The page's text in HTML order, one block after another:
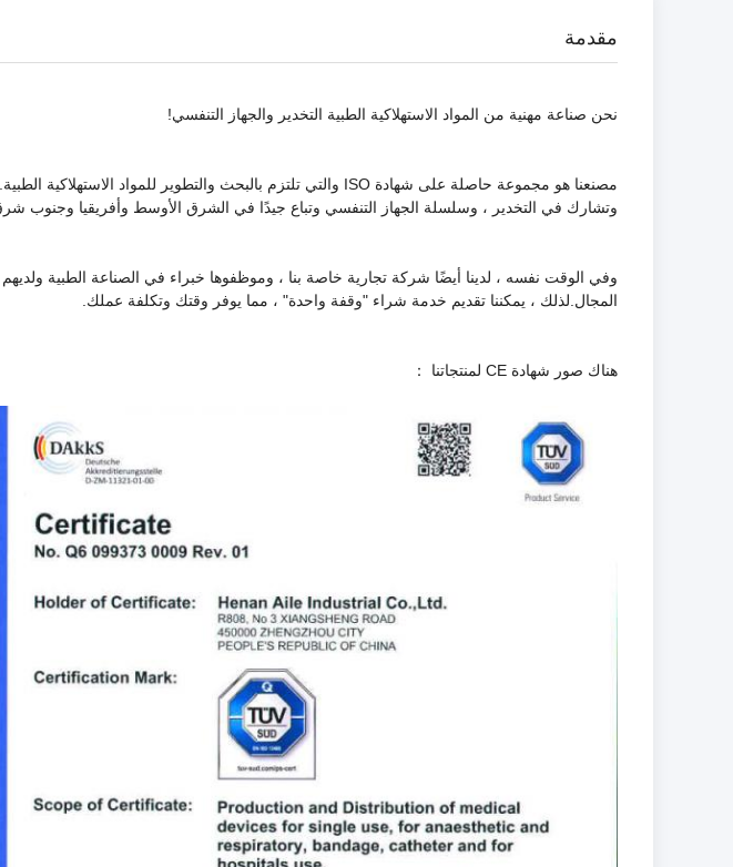
مقدمة
نحن صناعة مهنية من المواد الاستهلاكية الطبية التخدير والجهاز التنفسي!
وتشارك في التخدير ، وسلسلة الجهاز التنفسي وتباع جيدًا في الشرق الأوسط وأفريقيا وجنوب شرق
وفي الوقت نفسه ، لدينا أيضًا شركة تجارية خاصة بنا ، وموظفوها خبراء في الصناعة الطبية
المجال.لذلك ، يمكننا تقديم خدمة شراء "وقفة واحدة" ، مما يوفر وقتك وتكلفة عملك.
هناك صور شهادة CE لمنتجاتنا ：